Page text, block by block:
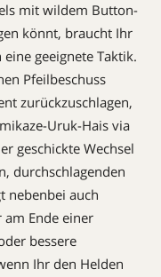
mit wildem Button-
könnt, braucht Ihr
geeignete Taktik.
Pfeilbeschuss
zurückzuschlagen,
Uruk-Hais via
geschickte Wechsel
durchschlagenden
nebenbei auch
Ende einer
bessere
Ihr den Helden